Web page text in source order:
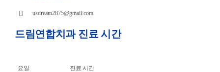
usdream2875@gmail.com
드림연합치과 진료 시간
요일 진료 시간